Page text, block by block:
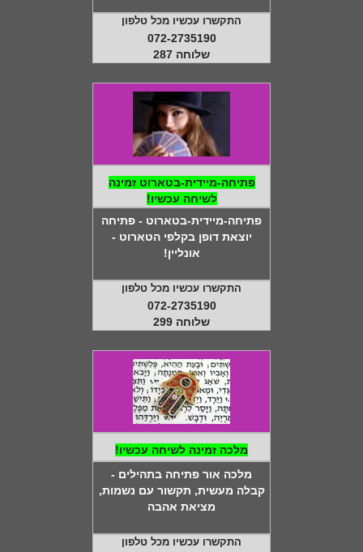
התקשרו עכשיו מכל טלפון
072-2735190
שלוחה 287
פתיחה-מיידית-בטארוט זמינה
לשיחה עכשיו!
פתיחה-מיידית-בטארוט - פתיחה
יוצאת דופן בקלפי הטארוט -
אונליין!
התקשרו עכשיו מכל טלפון
072-2735190
שלוחה 299
מלכה זמינה לשיחה עכשיו!
מלכה אור פתיחה בתהילים -
קבלה מעשית, תקשור עם נשמות,
מציאת אהבה
התקשרו עכשיו מכל טלפון